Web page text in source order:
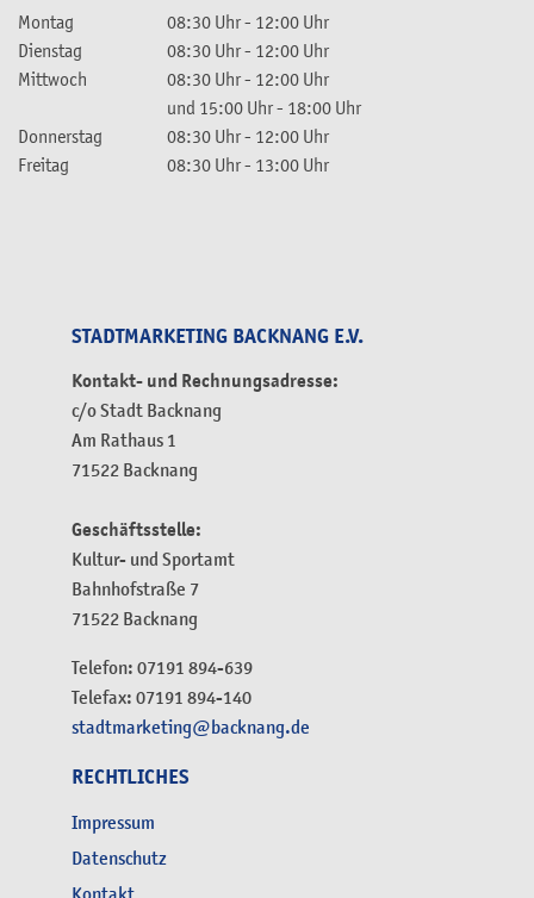
Montag 08:30 Uhr- 12:00 Uhr
Dienstag
08:30 Uhr- 12:00 Uhr
Mittwoch
08:30 Uhr- 12:00 Uhr
und 15:00 Uhr- 18:00 Uhr
Donnerstag
08:30 Uhr- 12:00 Uhr
Freitag
08:30 Uhr- 13:00 Uhr
STADTMARKETING BACKNANG E.V.
Kontakt- und Rechnungsadresse:
c/o Stadt Backnang
Am Rathaus 1
71522 Backnang
Geschäftsstelle:
Kultur- und Sportamt
Bahnhofstraße 7
71522 Backnang
Telefon: 07191 894-639
Telefax: 07191 894-140
stadtmarketing@backnang.de
RECHTLICHES
Impressum
Datenschutz